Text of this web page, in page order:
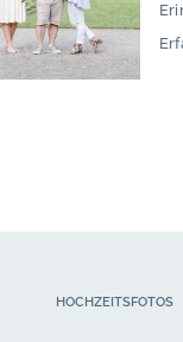
HOCHZEITSFOTOS